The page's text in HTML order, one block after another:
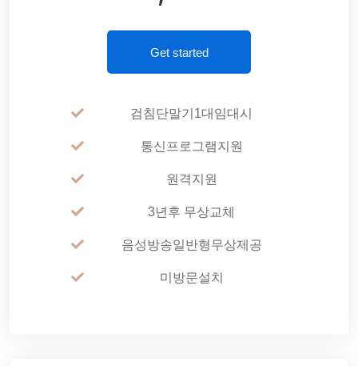
Get started
검침단말기1대임대시
통신프로그램지원
원격지원
3년후 무상교체
음성방송일반형무상제공
미방문설치